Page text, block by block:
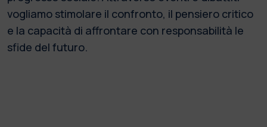
vogliamo stimolare il confronto, il pensiero critico
e la capacità di affrontare con responsabilità le
sfide del futuro.